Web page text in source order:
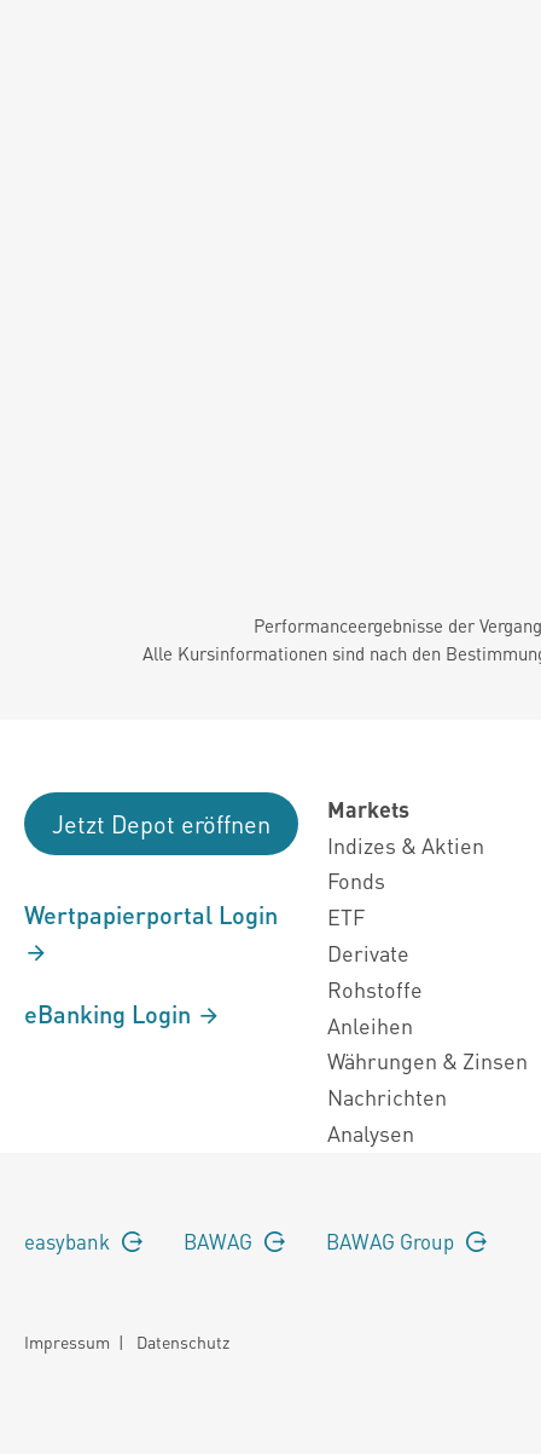
Performanceergebnisse der
Alle Kursinformationen sind nach den
Jetzt Depot eröffnen
Wertpapierportal Login
eBanking Login
Markets
Indizes & Aktien
Fonds
ETF
Derivate
Rohstoffe
Anleihen
Währungen & Zinsen
Nachrichten
Analysen
easybank BAWAG BAWAG Group
Impressum | Datenschutz